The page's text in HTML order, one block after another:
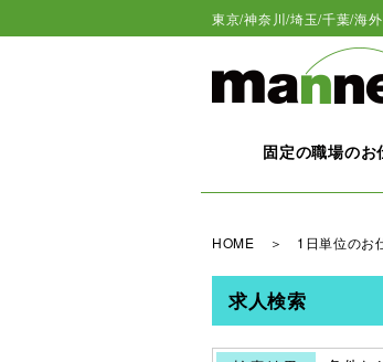
東京/神奈川/埼玉/千葉/海
固定の職場のお
HOME ＞ 1日単位のお
求人検索